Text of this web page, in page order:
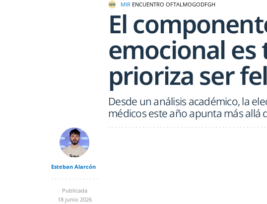
MIR ENCUENTRO OFTALMOGODFGH
El
emocional es
prioriza ser
Desde un análisis académico, la
médicos este año apunta más allá
Esteban Alarcón
Publicada
18 junio 2026